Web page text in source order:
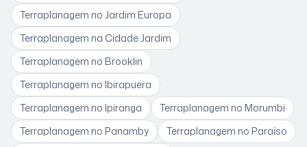
Terraplanagem no Jardim Europa
Terraplanagem na Cidade Jardim
Terraplanagem no Brooklin
Terraplanagem no Ibirapuera
Terraplanagem no Ipiranga Terraplanagem no Morumbi
Terraplanagem no Panamby Terraplanagem no Paraíso